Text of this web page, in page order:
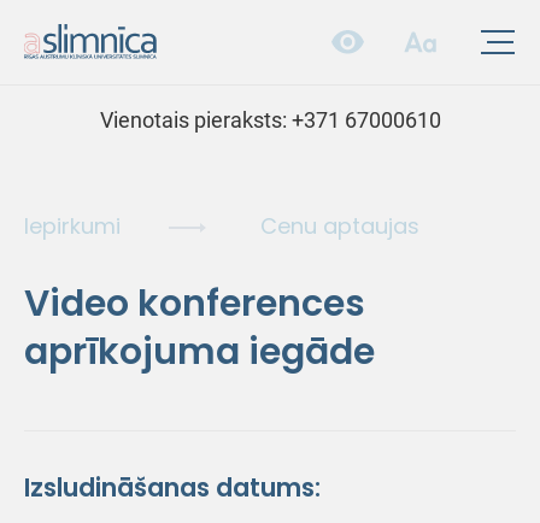
Vienotais pieraksts: +371 67000610
Iepirkumi Cenu aptaujas
Video konferences
aprīkojuma iegāde
Izsludināšanas datums: